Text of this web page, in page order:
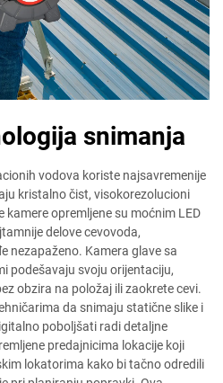
snimanja
vodova koriste najsavremenije
kristalno čist, visokorezolucioni
opremljene su moćnim LED
delove cevovoda,
nezapaženo. Kamera glave sa
podešavaju svoju orijentaciju,
obzira na položaj ili zaokrete cevi.
da snimaju statične slike i
poboljšati radi detaljne
predajnicima lokacije koji
lokatorima kako bi tačno odredili